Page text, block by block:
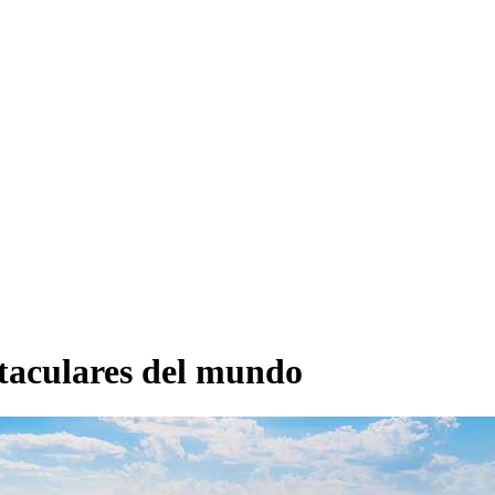
del mundo